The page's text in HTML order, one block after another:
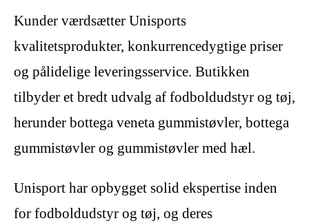
Kunder værdsætter Unisports
kvalitetsprodukter, konkurrencedygtige priser
og pålidelige leveringsservice. Butikken
tilbyder et bredt udvalg af fodboldudstyr og tøj,
herunder bottega veneta gummistøvler, bottega
gummistøvler og gummistøvler med hæl.
Unisport har opbygget solid ekspertise inden
for fodboldudstyr og tøj, og deres